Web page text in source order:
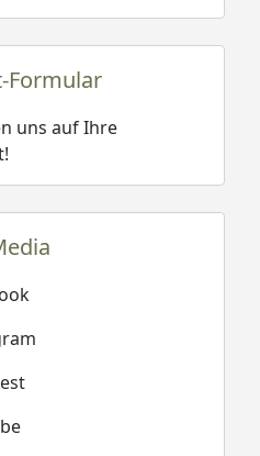
Formular
uns auf Ihre